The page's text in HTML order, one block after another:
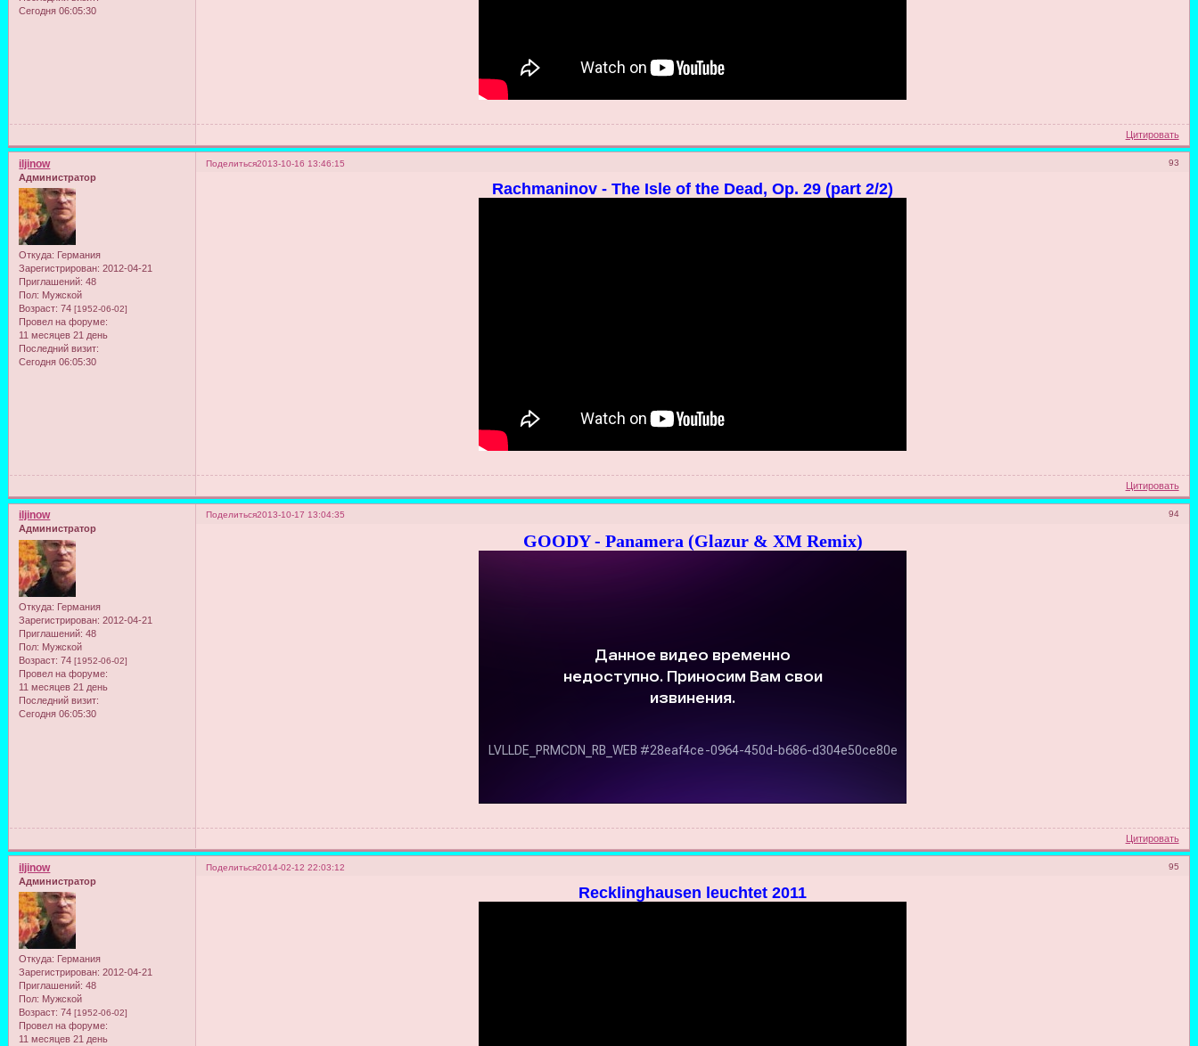
Сегодня 06:05:30
Цитировать
Поделиться 93
2013-10-16 13:46:15
iljinow
Администратор
Откуда: Германия
Зарегистрирован: 2012-04-21
Приглашений: 48
Пол: Мужской
Возраст: 74[1952-06-02]
Провел на форуме:
11 месяцев 21 день
Последний визит:
Сегодня 06:05:30
Rachmaninov - The Isle of the Dead, Op. 29 (part 2/2)
Цитировать
Поделиться 94
2013-10-17 13:04:35
iljinow
Администратор
Откуда: Германия
Зарегистрирован: 2012-04-21
Приглашений: 48
Пол: Мужской
Возраст: 74[1952-06-02]
Провел на форуме:
11 месяцев 21 день
Последний визит:
Сегодня 06:05:30
GOODY - Panamera (Glazur & XM Remix)
Цитировать
Поделиться 95
2014-02-12 22:03:12
iljinow
Администратор
Откуда: Германия
Зарегистрирован: 2012-04-21
Приглашений: 48
Пол: Мужской
Возраст: 74[1952-06-02]
Провел на форуме:
11 месяцев 21 день
Recklinghausen leuchtet 2011